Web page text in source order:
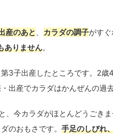
産のあと カラダの調子がす
ありません。
3子出産したところです。2
出産でカラダはかんぜんの過
、今カラダがほとんどうごき
のおもさです。 手足のしびれ